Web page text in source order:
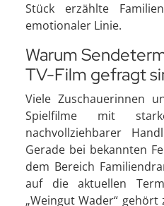
Stück erzählte
emotionaler Linie.
Warum
TV-Film gefragt
Viele Zuschauerinnen
Spielfilme mit
nachvollziehbarer
Gerade bei bekannten
dem Bereich
auf die aktuellen
„Weingut Wader“